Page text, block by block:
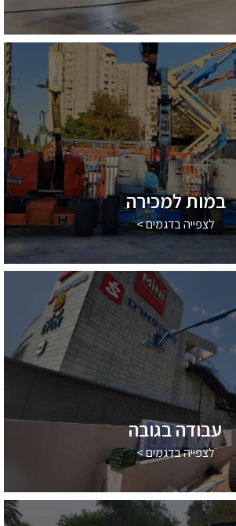
במות למכירה
לצפייה בדגמים >
עבודה בגובה
לצפייה בדגמים >